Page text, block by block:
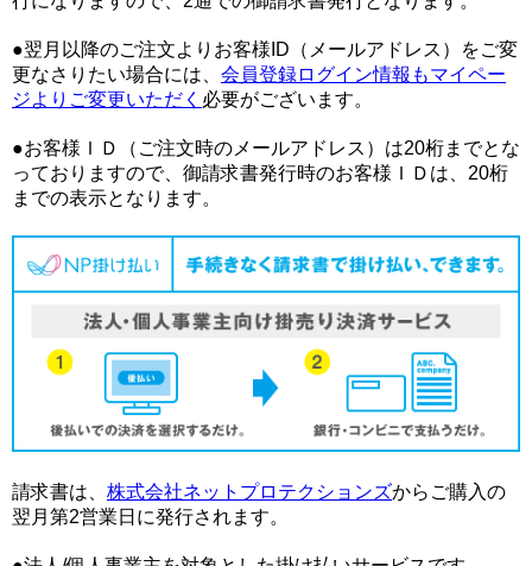
●翌月以降のご注文よりお客様ID（メールアドレス）をご変
更なさりたい場合には、 会員登録ログイン情報もマイペー
ジよりご変更いただく 必要がございます。
●お客様ＩＤ（ご注文時のメールアドレス）は20桁までとな
っておりますので、御請求書発行時のお客様ＩＤは、20桁
までの表示となります。
請求書は、 株式会社ネットプロテクションズからご購入の
翌月第2営業日に発行されます。